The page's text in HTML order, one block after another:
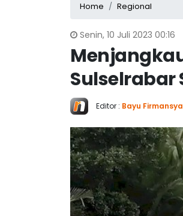
Home Regional
Senin, 10 Juli 2023 00:16
Menjangkau
Sulselrabar
Editor : Bayu